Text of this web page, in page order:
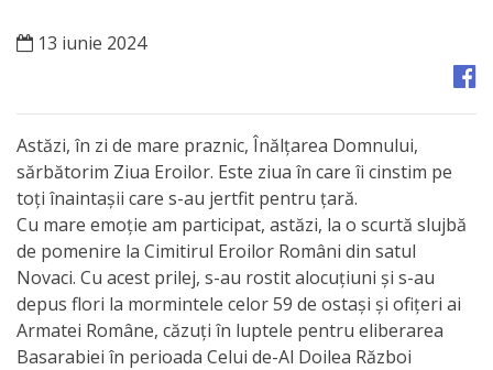
Strategii
de
Stat
al
Actelor
Locale
Primăria
13 iunie 2024
Astăzi, în zi de mare praznic, Înălțarea Domnului,
sărbătorim Ziua Eroilor. Este ziua în care îi cinstim pe
toți înaintașii care s-au jertfit pentru țară.
Cu mare emoție am participat, astăzi, la o scurtă slujbă
de pomenire la Cimitirul Eroilor Români din satul
Novaci. Cu acest prilej, s-au rostit alocuțiuni și s-au
depus flori la mormintele celor 59 de ostași și ofițeri ai
Armatei Române, căzuți în luptele pentru eliberarea
Basarabiei în perioada Celui de-Al Doilea Război